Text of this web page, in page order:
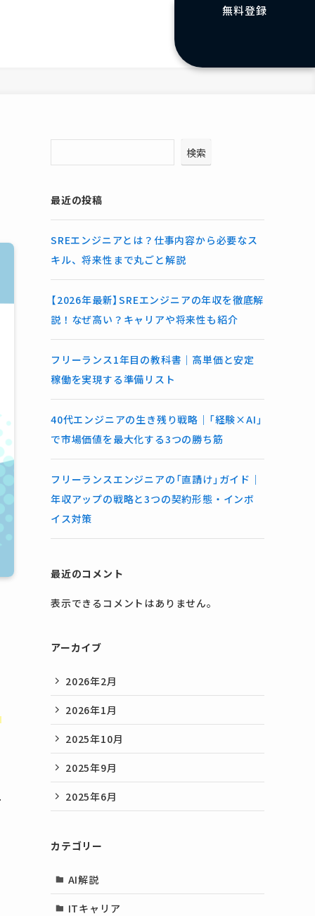
無料登録
検索
最近の投稿
SREエンジニアとは？仕事内容から必要なス
キル、将来性まで丸ごと解説
【2026年最新】SREエンジニアの年収を徹底解
説！なぜ高い？キャリアや将来性も紹介
フリーランス1年目の教科書｜高単価と安定
稼働を実現する準備リスト
40代エンジニアの生き残り戦略｜「経験×AI」
で市場価値を最大化する3つの勝ち筋
フリーランスエンジニアの「直請け」ガイド｜
年収アップの戦略と3つの契約形態・インボ
イス対策
最近のコメント
表示できるコメントはありません。
アーカイブ
2026年2月
2026年1月
2025年10月
2025年9月
2025年6月
カテゴリー
AI解説
ITキャリア